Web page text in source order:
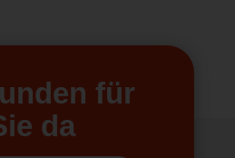
für
da